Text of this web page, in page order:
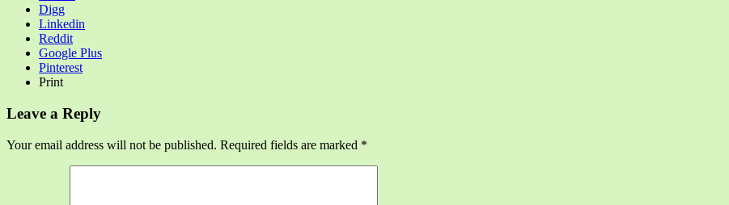
Digg
Linkedin
Reddit
Google Plus
Pinterest
Print
Leave a Reply
Your email address will not be published. Required fields are marked *